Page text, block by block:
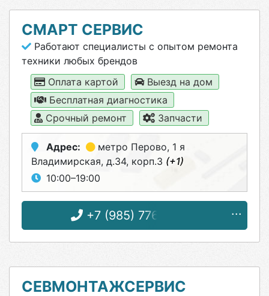
СМАРТ СЕРВИС
Работают специалисты с опытом ремонта
техники любых брендов
Оплата картой
Выезд на дом
Бесплатная диагностика
Срочный ремонт
Запчасти
Адрес: метро Перово, 1 я
Владимирская, д.34, корп.3 (+1)
10:00–19:00
+7 (985) 776-05-25
СЕВМОНТАЖСЕРВИС